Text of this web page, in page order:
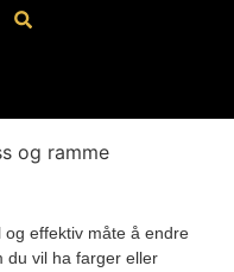
og ramme
effektiv måte å endre
du vil ha farger eller